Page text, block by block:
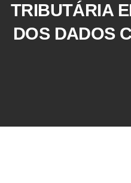
TRIBUTÁRIA
DOS DADOS